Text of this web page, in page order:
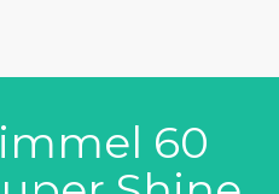
60